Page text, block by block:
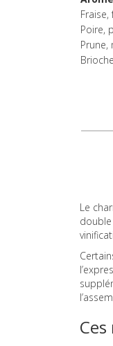
Poire,
Prune,
Le